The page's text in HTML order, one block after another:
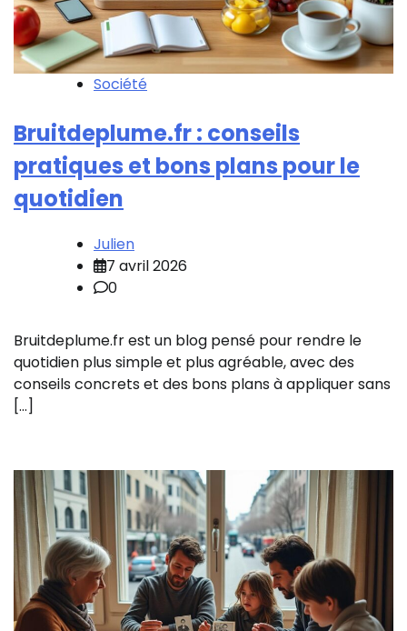
Société
Bruitdeplume.fr : conseils
pratiques et bons plans pour le
quotidien
Julien
7 avril 2026
0
Bruitdeplume.fr est un blog pensé pour rendre le
quotidien plus simple et plus agréable, avec des
conseils concrets et des bons plans à appliquer sans
[…]